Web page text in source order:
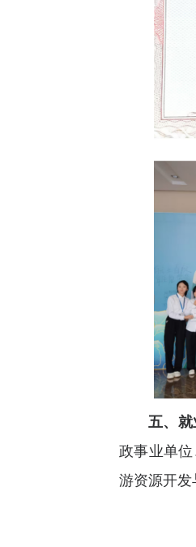
五、
政事业单
游资源开发